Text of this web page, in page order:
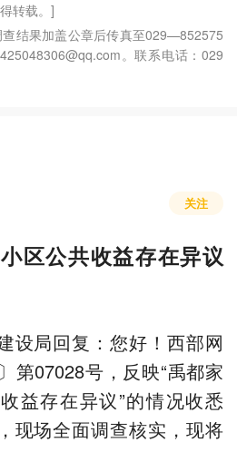
转载。]
结果加盖公章后传真至029—852575
。联系电话：029
关注
区公共收益存在异议
设局回复：您好！西部网
第07028号，反映“禹都家
益存在异议”的情况收悉
现场全面调查核实，现将